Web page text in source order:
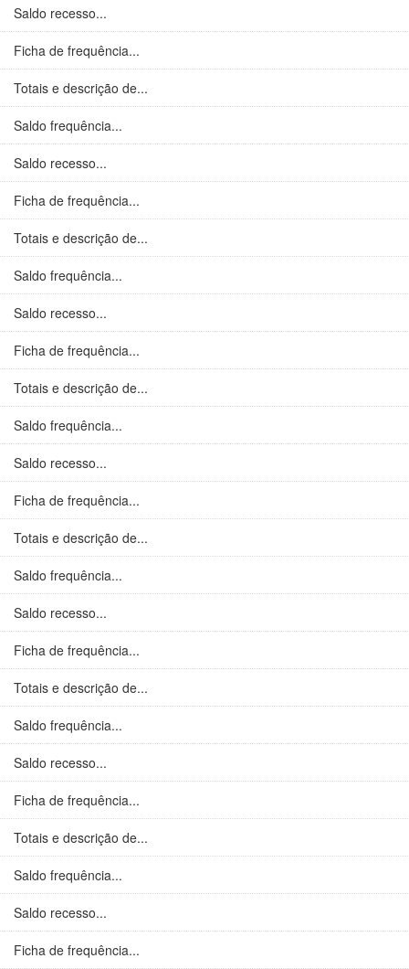
Saldo recesso...
Ficha de frequência...
Totais e descrição de...
Saldo frequência...
Saldo recesso...
Ficha de frequência...
Totais e descrição de...
Saldo frequência...
Saldo recesso...
Ficha de frequência...
Totais e descrição de...
Saldo frequência...
Saldo recesso...
Ficha de frequência...
Totais e descrição de...
Saldo frequência...
Saldo recesso...
Ficha de frequência...
Totais e descrição de...
Saldo frequência...
Saldo recesso...
Ficha de frequência...
Totais e descrição de...
Saldo frequência...
Saldo recesso...
Ficha de frequência...